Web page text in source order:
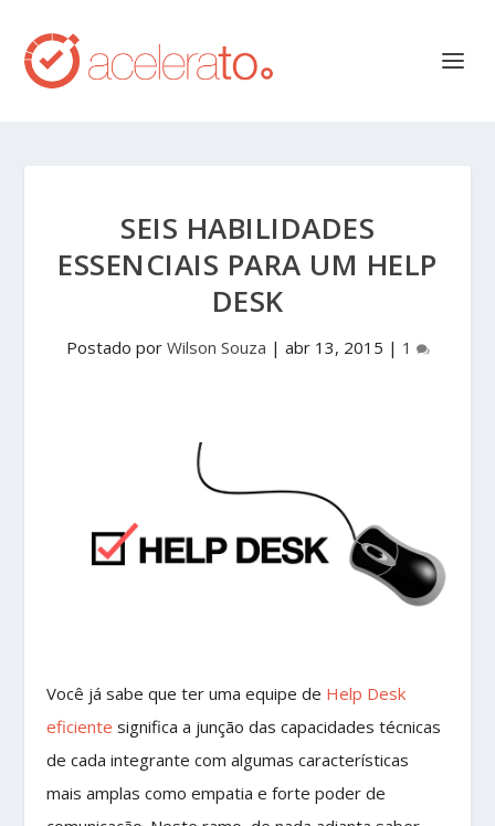
SEIS HABILIDADES
ESSENCIAIS PARA UM HELP
DESK
Postado por Wilson Souza | abr 13, 2015 | 1
Você já sabe que ter uma equipe de Help Desk
eficiente significa a junção das capacidades técnicas
de cada integrante com algumas características
mais amplas como empatia e forte poder de